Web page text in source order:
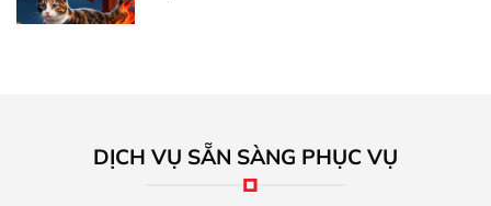
DỊCH VỤ SẴN SÀNG PHỤC VỤ